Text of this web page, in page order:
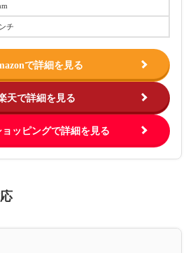
チ
で詳細を見る
天で詳細を見る
ョッピングで詳細を見る